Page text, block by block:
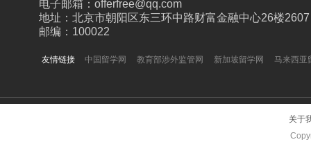
中国留学网 教育部涉外监管网 新加坡留学网 马来西亚
电子邮箱：offerfree@qq.com
地址：北京市朝阳区东三环中路财富金融中心26楼2607
邮编：100022
友情链接
关于